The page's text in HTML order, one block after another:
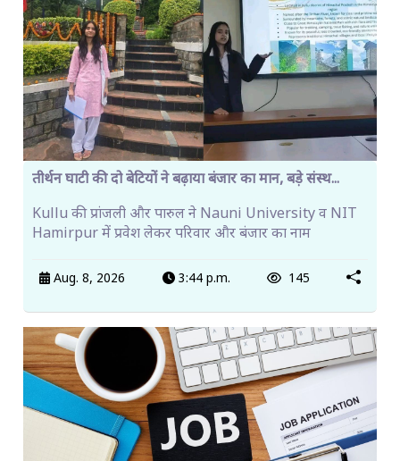
तीर्थन घाटी की दो बेटियों ने बढ़ाया बंजार का मान, बड़े संस्थ...
Kullu की प्रांजली और पारुल ने Nauni University व NIT
Hamirpur में प्रवेश लेकर परिवार और बंजार का नाम
Aug. 8, 2026 3:44 p.m. 145